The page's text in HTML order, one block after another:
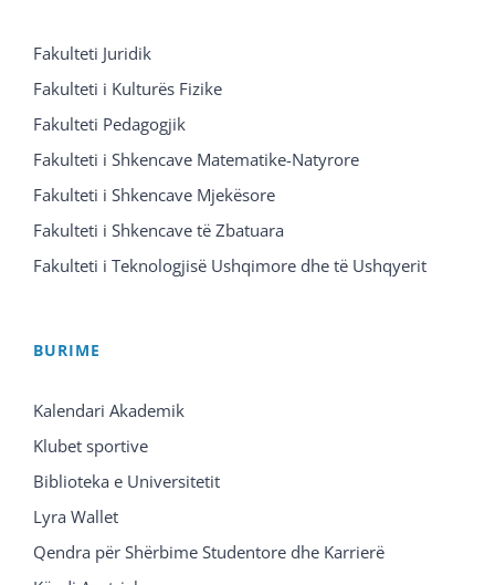
Fakulteti Juridik
Fakulteti i Kulturës Fizike
Fakulteti Pedagogjik
Fakulteti i Shkencave Matematike-Natyrore
Fakulteti i Shkencave Mjekësore
Fakulteti i Shkencave të Zbatuara
Fakulteti i Teknologjisë Ushqimore dhe të Ushqyerit
BURIME
Kalendari Akademik
Klubet sportive
Biblioteka e Universitetit
Lyra Wallet
Qendra për Shërbime Studentore dhe Karrierë